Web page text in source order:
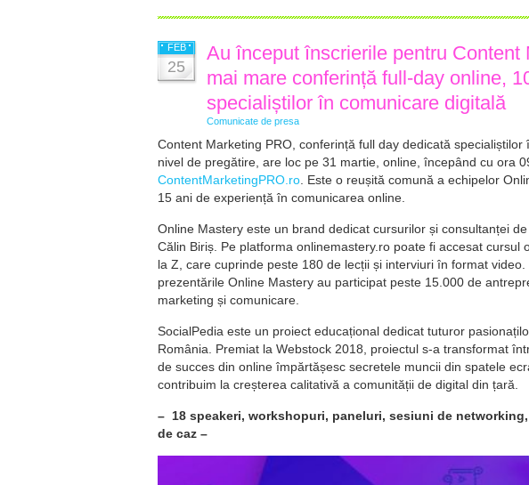
FEB
25
Au început înscrierile pentru Content
mai mare conferință full-day online,
specialiștilor în comunicare digitală
Comunicate de presa
Content Marketing PRO, conferință full day dedicată
nivel de pregătire, are loc pe 31 martie, online, începând cu ora
ContentMarketingPRO.ro . Este o reușită comună a echipelor
15 ani de experiență în comunicarea online.
Online Mastery este un brand dedicat cursurilor și consultanței
Călin Biriș. Pe platforma onlinemastery.ro poate fi accesat cursul
la Z, care cuprinde peste 180 de lecții și interviuri în format
prezentările Online Mastery au participat peste 15.000 de
marketing și comunicare.
SocialPedia este un proiect educațional dedicat tuturor
România. Premiat la Webstock 2018, proiectul s-a transformat
de succes din online împărtășesc secretele muncii din spatele
contribuim la creșterea calitativă a comunității de digital din țară.
– 18 speakeri, workshopuri, paneluri, sesiuni de
de caz –